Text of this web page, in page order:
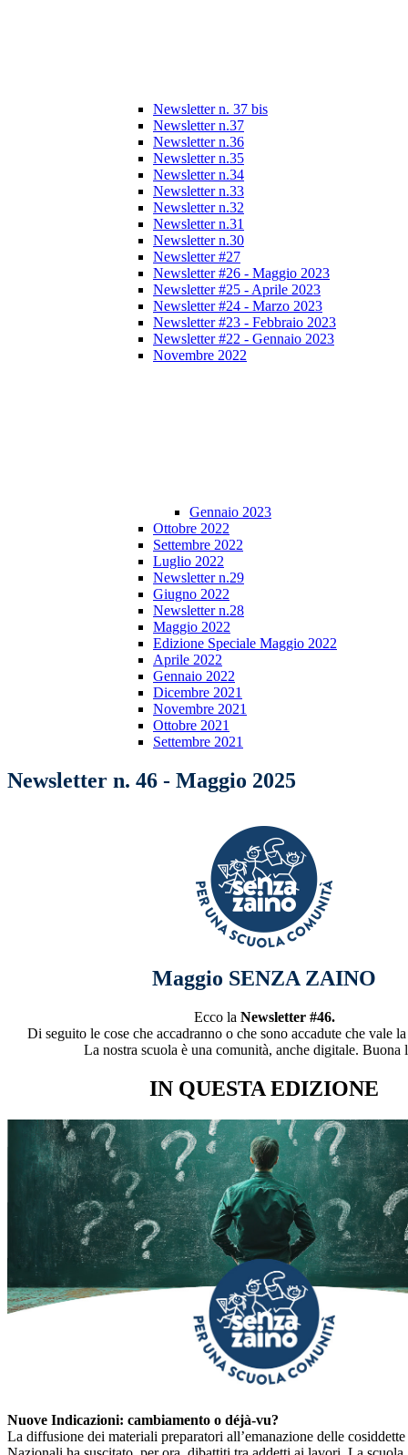
Newsletter n. 37 bis
Newsletter n.37
Newsletter n.36
Newsletter n.35
Newsletter n.34
Newsletter n.33
Newsletter n.32
Newsletter n.31
Newsletter n.30
Newsletter #27
Newsletter #26 - Maggio 2023
Newsletter #25 - Aprile 2023
Newsletter #24 - Marzo 2023
Newsletter #23 - Febbraio 2023
Newsletter #22 - Gennaio 2023
Novembre 2022
Gennaio 2023
Ottobre 2022
Settembre 2022
Luglio 2022
Newsletter n.29
Giugno 2022
Newsletter n.28
Maggio 2022
Edizione Speciale Maggio 2022
Aprile 2022
Gennaio 2022
Dicembre 2021
Novembre 2021
Ottobre 2021
Settembre 2021
Newsletter n. 46 - Maggio 2025
Maggio SENZA ZAINO
Ecco la Newsletter #46.
Di seguito le cose che accadranno o che sono accadute che vale
La nostra scuola è una comunità, anche digitale. Buona
IN QUESTA EDIZIONE
Nuove Indicazioni: cambiamento o déjà-vu?
La diffusione dei materiali preparatori all’emanazione delle